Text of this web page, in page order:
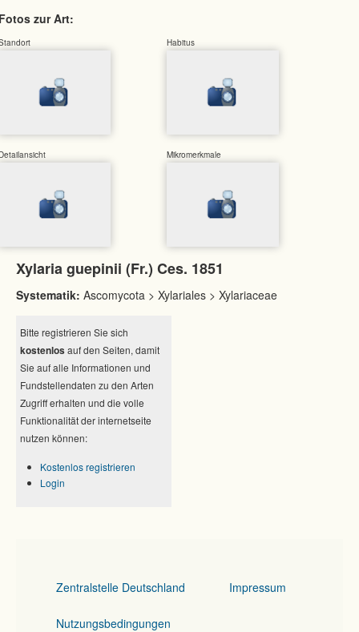
zur Art:
Habitus
Mikromerkmale
Xylaria guepinii (Fr.) Ces. 1851
Systematik: Ascomycota > Xylariales > Xylariaceae
Bitte registrieren Sie sich
kostenlos auf den Seiten, damit
Sie auf alle Informationen und
Fundstellendaten zu den Arten
Zugriff erhalten und die volle
Funktionalität der internetseite
nutzen können:
Kostenlos registrieren
Login
Zentralstelle Deutschland Impressum
Nutzungsbedingungen